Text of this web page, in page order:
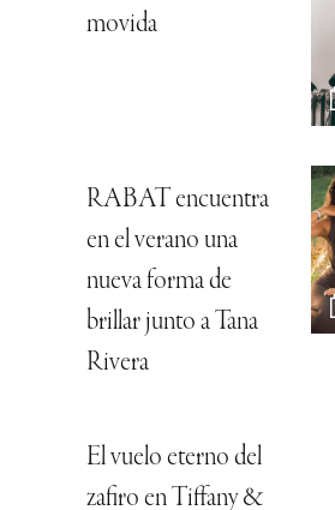
movida
RABAT encuentra
en el verano una
nueva forma de
brillar junto a Tana
Rivera
El vuelo eterno del
zafiro en Tiffany &